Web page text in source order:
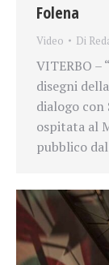
Folena
Video Di
VITERBO –
disegni
dialogo con
ospitata al
pubblico